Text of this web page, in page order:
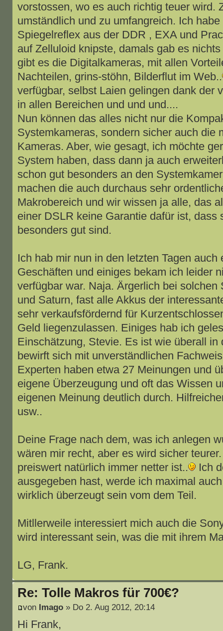
vorstossen, wo es auch richtig teuer wird.
umständlich und zu umfangreich. Ich
Spiegelreflex aus der DDR , EXA und
auf Zelluloid knipste, damals gab es
gibt es die Digitalkameras, mit allen
Nachteilen, grins-stöhn, Bilderflut im Web..
verfügbar, selbst Laien gelingen dank der
in allen Bereichen und und und....
Nun können das alles nicht nur die
Systemkameras, sondern sicher auch die
Kameras. Aber, wie gesagt, ich möchte
System haben, dass dann ja auch
schon gut besonders an den
machen die auch durchaus sehr
Makrobereich und wir wissen ja alle, das
einer DSLR keine Garantie dafür ist, dass
besonders gut sind.
Ich hab mir nun in den letzten Tagen
Geschäften und einiges bekam ich leider
verfügbar war. Naja. Ärgerlich bei solchen
und Saturn, fast alle Akkus der
sehr verkaufsfördernd für
Geld liegenzulassen. Einiges hab ich
Einschätzung, Stevie. Es ist wie überall in
bewirft sich mit unverständlichen
Experten haben etwa 27 Meinungen und
eigene Überzeugung und oft das Wissen
eigenen Meinung deutlich durch.
usw..
Deine Frage nach dem, was ich anlegen
wären mir recht, aber es wird sicher
preiswert natürlich immer netter ist..
Ich
ausgegeben hast, werde ich maximal
wirklich überzeugt sein vom dem Teil.
Mitllerweile interessiert mich auch die
wird interessant sein, was die mit ihrem
LG, Frank.
Re: Tolle Makros für 700€?
von Imago» Do 2. Aug 2012, 20:14
Hi Frank,